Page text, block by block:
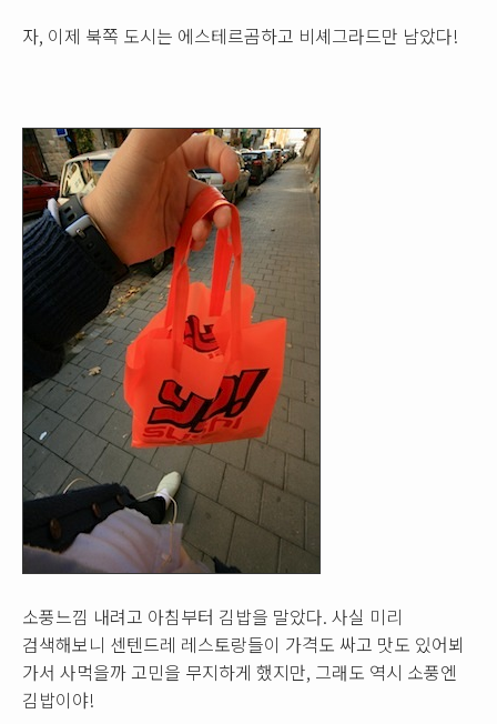
자, 이제 북쪽 도시는 에스테르곰하고 비셰그라드만 남았다!
소풍느낌 내려고 아침부터 김밥을 말았다. 사실 미리
검색해보니 센텐드레 레스토랑들이 가격도 싸고 맛도 있어뵈
가서 사먹을까 고민을 무지하게 했지만, 그래도 역시 소풍엔
김밥이야!